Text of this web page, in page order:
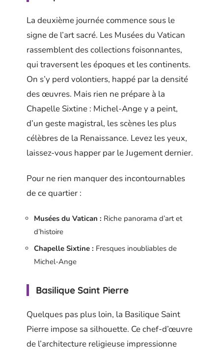
La deuxième journée commence sous le
signe de l’art sacré. Les Musées du Vatican
rassemblent des collections foisonnantes,
qui traversent les époques et les continents.
On s’y perd volontiers, happé par la densité
des œuvres. Mais rien ne prépare à la
Chapelle Sixtine : Michel-Ange y a peint,
d’un geste magistral, les scènes les plus
célèbres de la Renaissance. Levez les yeux,
laissez-vous happer par le Jugement dernier.
Pour ne rien manquer des incontournables
de ce quartier :
Musées du Vatican : Riche panorama d’art et
d’histoire
Chapelle Sixtine : Fresques inoubliables de
Michel-Ange
Basilique Saint Pierre
Quelques pas plus loin, la Basilique Saint
Pierre impose sa silhouette. Ce chef-d’œuvre
de l’architecture religieuse impressionne